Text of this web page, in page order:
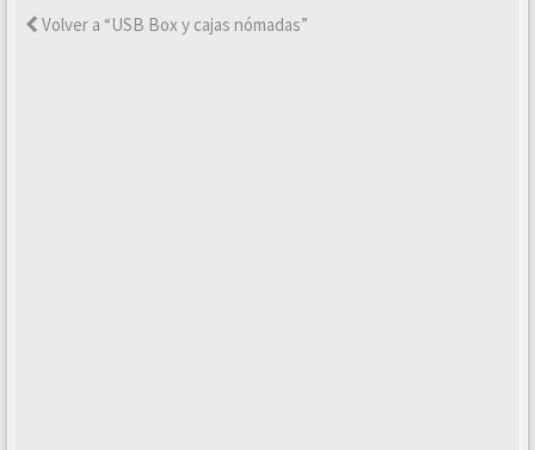
Volver a “USB Box y cajas nómadas”